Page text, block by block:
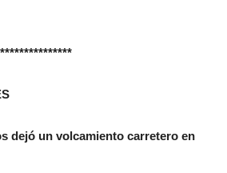
dejó un volcamiento carretero en